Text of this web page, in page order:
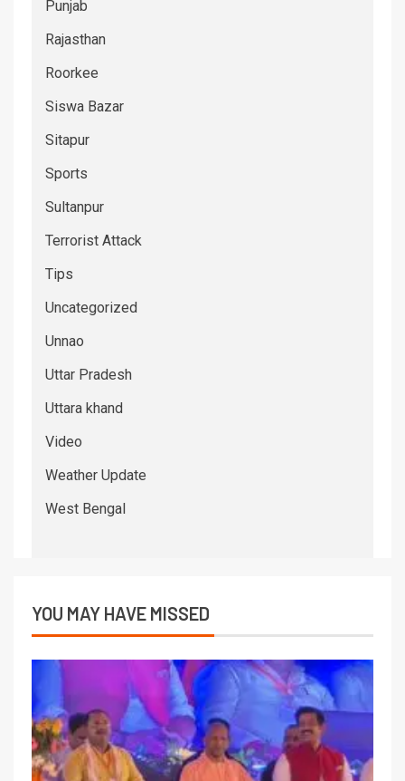
Punjab
Rajasthan
Roorkee
Siswa Bazar
Sitapur
Sports
Sultanpur
Terrorist Attack
Tips
Uncategorized
Unnao
Uttar Pradesh
Uttara khand
Video
Weather Update
West Bengal
YOU MAY HAVE MISSED